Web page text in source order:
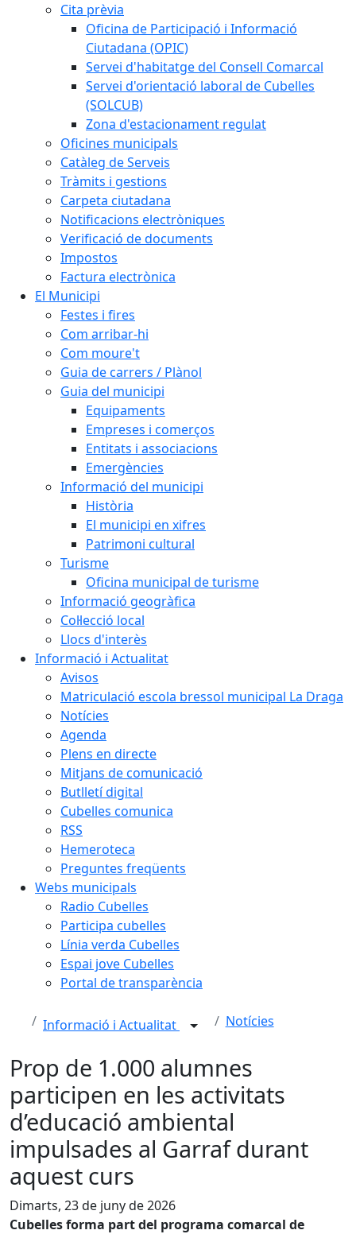
Cita prèvia
Oficina de Participació i Informació
Ciutadana (OPIC)
Servei d'habitatge del Consell Comarcal
Servei d'orientació laboral de Cubelles
(SOLCUB)
Zona d'estacionament regulat
Oficines municipals
Catàleg de Serveis
Tràmits i gestions
Carpeta ciutadana
Notificacions electròniques
Verificació de documents
Impostos
Factura electrònica
El Municipi
Festes i fires
Com arribar-hi
Com moure't
Guia de carrers / Plànol
Guia del municipi
Equipaments
Empreses i comerços
Entitats i associacions
Emergències
Informació del municipi
Història
El municipi en xifres
Patrimoni cultural
Turisme
Oficina municipal de turisme
Informació geogràfica
Col·lecció local
Llocs d'interès
Informació i Actualitat
Avisos
Matriculació escola bressol municipal La Draga
Notícies
Agenda
Plens en directe
Mitjans de comunicació
Butlletí digital
Cubelles comunica
RSS
Hemeroteca
Preguntes freqüents
Webs municipals
Radio Cubelles
Participa cubelles
Línia verda Cubelles
Espai jove Cubelles
Portal de transparència
Informació i Actualitat Notícies
Prop de 1.000 alumnes
participen en les activitats
d’educació ambiental
impulsades al Garraf durant
aquest curs
Dimarts, 23 de juny de 2026
Cubelles forma part del programa comarcal de